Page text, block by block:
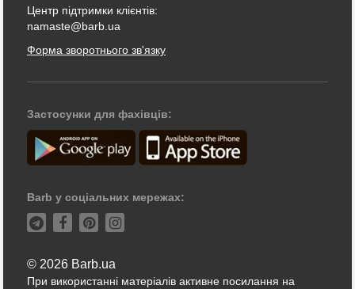
Центр підтримки клієнтів:
namaste@barb.ua
Форма зворотнього зв'язку
Застосунки для фахівців:
Barb у соціальних мережах:
© 2026 Barb.ua
При використанні матеріалів активне посилання на